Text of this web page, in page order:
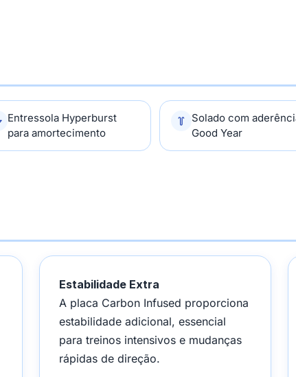
Entressola Hyperburst
para amortecimento
Solado com
Good Year
Estabilidade Extra
A placa Carbon Infused proporciona
estabilidade adicional, essencial
para treinos intensivos e mudanças
rápidas de direção.